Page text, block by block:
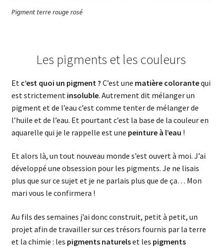
Pigment terre rouge rosé
Les pigments et les couleurs
Et c’est quoi un pigment ? C’est une matière colorantequi
est strictement insoluble. Autrement dit mélanger un
pigment et de l’eau c’est comme tenter de mélanger de
l’huile et de l’eau. Et pourtant c’est la base de la couleur en
aquarelle qui je le rappelle est une peinture à l’eau !
Et alors là, un tout nouveau monde s’est ouvert à moi. J’ai
développé une obsession pour les pigments. Je ne lisais
plus que sur ce sujet et je ne parlais plus que de ça… Mon
mari vous le confirmera !
Au fils des semaines j’ai donc construit, petit à petit, un
projet afin de travailler sur ces trésors fournis par la terre
et la chimie : les pigments naturelset les pigments